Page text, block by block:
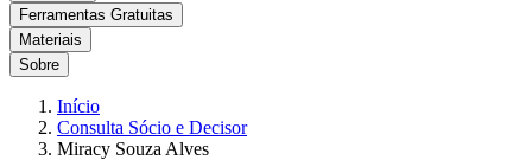
Ferramentas Gratuitas
Materiais
Sobre
Início
Consulta Sócio e Decisor
Miracy Souza Alves